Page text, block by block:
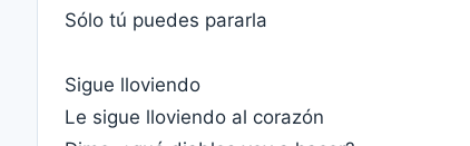
Sólo tú puedes pararla
Sigue lloviendo
Le sigue lloviendo al corazón